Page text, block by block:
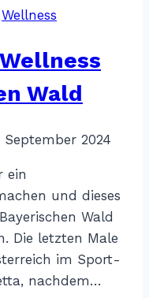
Wellness
Wald
September 2024
ein
und dieses
Wald
Die letzten Male
im Sport-
nachdem…